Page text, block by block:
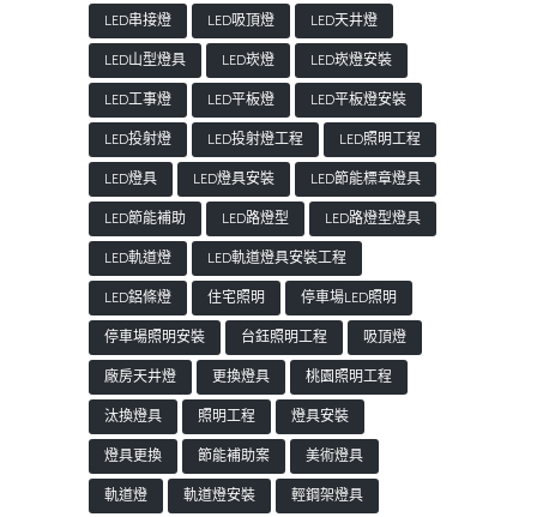
LED串接燈 LED吸頂燈
LED天井燈
LED山型燈具
LED崁燈
LED崁燈安裝
LED工事燈
LED平板燈
LED平板燈安裝
LED投射燈
LED投射燈工程
LED照明工程
LED燈具
LED燈具安裝
LED節能標章燈具
LED節能補助
LED路燈型
LED路燈型燈具
LED軌道燈
LED軌道燈具安裝工程
LED鋁條燈
住宅照明
停車場LED照明
停車場照明安裝
台鈺照明工程
吸頂燈
廠房天井燈
更換燈具
桃園照明工程
汰換燈具
照明工程
燈具安裝
燈具更換
節能補助案
美術燈具
軌道燈
軌道燈安裝
輕鋼架燈具